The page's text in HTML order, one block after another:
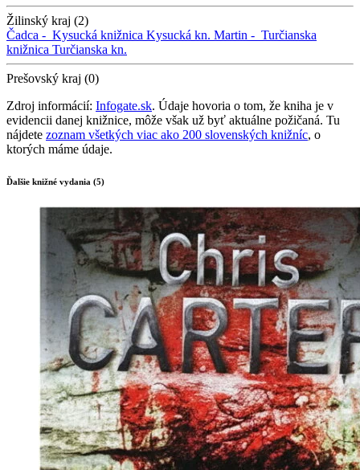
Žilinský kraj (2)
Čadca - Kysucká knižnica Kysucká kn. Martin - Turčianska
knižnica Turčianska kn.
Prešovský kraj (0)
Zdroj informácií: Infogate.sk. Údaje hovoria o tom, že kniha je v
evidencii danej knižnice, môže však už byť aktuálne požičaná. Tu
nájdete zoznam všetkých viac ako 200 slovenských knižníc, o
ktorých máme údaje.
Ďalšie knižné vydania (5)